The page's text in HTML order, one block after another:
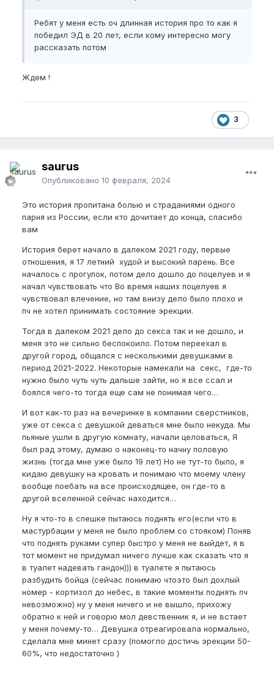
Ребят у меня есть оч длинная история про то как я
победил ЭД в 20 лет, если кому интересно могу
рассказать потом
Ждем !
3
saurus
Опубликовано 10 февраля, 2024
Это история пропитана болью и страданиями одного
парня из России, если кто дочитает до конца, спасибо
вам
История берет начало в далеком 2021 году, первые
отношения, я 17 летний худой и высокий парень. Все
началось с прогулок, потом дело дошло до поцелуев и я
начал чувствовать что Во время наших поцелуев я
чувствовал влечение, но там внизу дело было плохо и
пч не хотел принимать состояние эрекции.
Тогда в далеком 2021 дело до секса так и не дошло, и
меня это не сильно беспокоило. Потом переехал в
другой город, общался с несколькими девушками в
период 2021-2022. Некоторые намекали на секс, где-то
нужно было чуть чуть дальше зайти, но я все ссал и
боялся чего-то тогда еще сам не понимая чего…
И вот как-то раз на вечеринке в компании сверстников,
уже от секса с девушкой деваться мне было некуда. Мы
пьяные ушли в другую комнату, начали целоваться, Я
был рад этому, думаю о наконец-то начну половую
жизнь (тогда мне уже было 19 лет) Но не тут-то было, я
кидаю девушку на кровать и понимаю что моему члену
вообще поебать на все происходящее, он где-то в
другой вселенной сейчас находится…
Ну я что-то в спешке пытаюсь поднять его(если что в
мастурбации у меня не было проблем со стояком) Поняв
что поднять руками супер быстро у меня не выйдет, я в
тот момент не придумал ничего лучше как сказать что я
в туалет надевать гандон))) в туалете я пытаюсь
разбудить бойца (сейчас понимаю чтоэто был дохлый
номер - кортизол до небес, в такие моменты поднять пч
невозможно) ну у меня ничего и не вышло, прихожу
обратно к ней и говорю мол девственник я, и не встает
у меня почему-то… Девушка отреагировала нормально,
сделала мне минет сразу (помогло достичь эрекции 50-
60%, что недостаточно )